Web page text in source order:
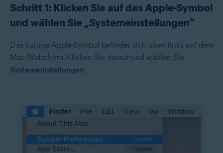
Schritt 1: Klicken Sie auf das Apple-Symbol
und wählen Sie „Systemeinstellungen“
Das kultige Apple-Symbol befindet sich oben links auf dem
Mac-Bildschirm. Klicken Sie darauf und wählen Sie
Systemeinstellungen.